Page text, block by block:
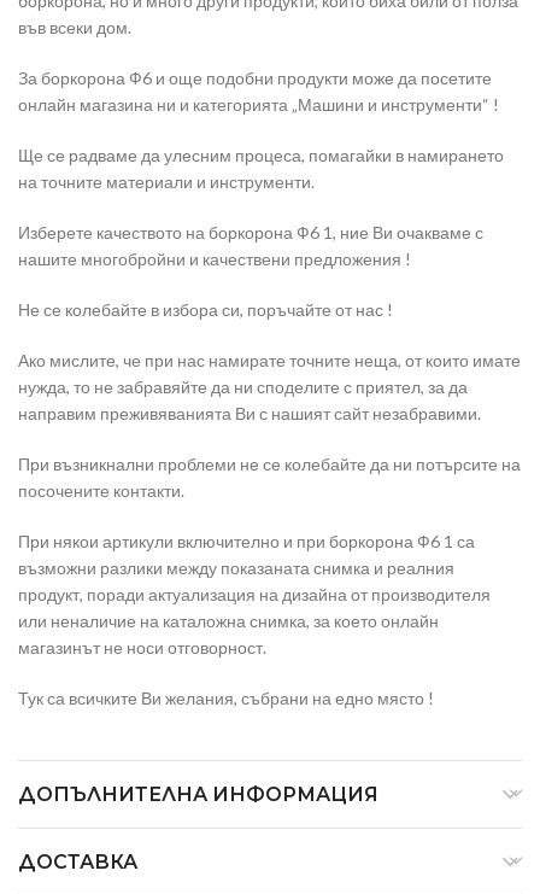
във всеки дом.
За боркорона Ф6 и още подобни продукти може да посетите
онлайн магазина ни и категорията „Машини и инструменти“ !
Ще се радваме да улесним процеса, помагайки в намирането
на точните материали и инструменти.
Изберете качеството на боркорона Ф6 1, ние Ви очакваме с
нашите многобройни и качествени предложения !
Не се колебайте в избора си, поръчайте от нас !
Ако мислите, че при нас намирате точните неща, от които имате
нужда, то не забравяйте да ни споделите с приятел, за да
направим преживяванията Ви с нашият сайт незабравими.
При възникнални проблеми не се колебайте да ни потърсите на
посочените контакти.
При някои артикули включително и при боркорона Ф6 1 са
възможни разлики между показаната снимка и реалния
продукт, поради актуализация на дизайна от производителя
или неналичие на каталожна снимка, за което онлайн
магазинът не носи отговорност.
Тук са всичките Ви желания, събрани на едно място !
ДОПЪЛНИТЕЛНА ИНФОРМАЦИЯ
ДОСТАВКА